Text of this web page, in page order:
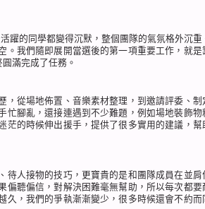
躍的同學都變得沉默，整個團隊的氣氛格外沉重
。我們隨即展開當選後的第一項重要工作，就是
滿完成了任務。
，從場地佈置、音樂素材整理，到邀請評委、制
忙腳亂，還接連遇到不少難題，例如場地裝飾物
茫的時候伸出援手，提供了很多實用的建議，幫
待人接物的技巧，更寶貴的是和團隊成員在並肩
偏聽偏信，對解決困難毫無幫助，所以每次都要
久，我們的爭執漸漸變少，很多時候還會不約而